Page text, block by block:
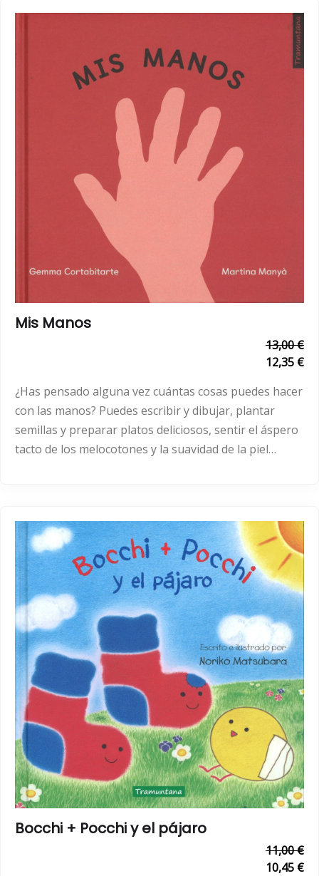
Mis Manos
13,00 €
12,35 €
¿Has pensado alguna vez cuántas cosas puedes hacer
con las manos? Puedes escribir y dibujar, plantar
semillas y preparar platos deliciosos, sentir el áspero
tacto de los melocotones y la suavidad de la piel…
Bocchi + Pocchi y el pájaro
11,00 €
10,45 €